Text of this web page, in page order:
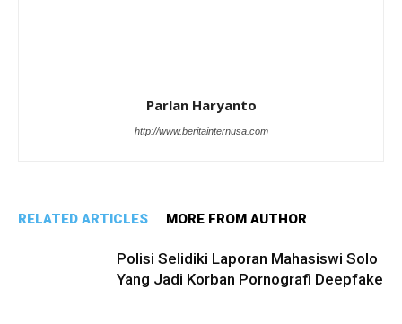
Parlan Haryanto
http://www.beritainternusa.com
RELATED ARTICLES MORE FROM AUTHOR
Polisi Selidiki Laporan Mahasiswi Solo
Yang Jadi Korban Pornografi Deepfake